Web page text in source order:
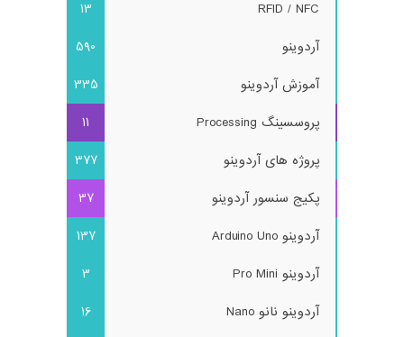
RFID / NFC
13
آردوینو
590
آموزش آردوینو
335
پروسسینگ Processing
11
پروژه های آردوینو
377
پکیج سنسور آردوینو
37
آردوینو Arduino Uno
137
آردوینو Pro Mini
3
آردوینو نانو Nano
16